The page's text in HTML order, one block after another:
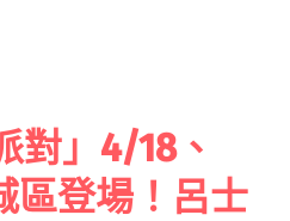
對」4/18、
區登場！呂士